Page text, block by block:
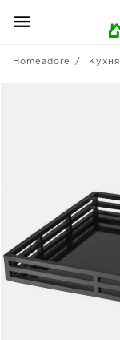
Homeadore Кухня